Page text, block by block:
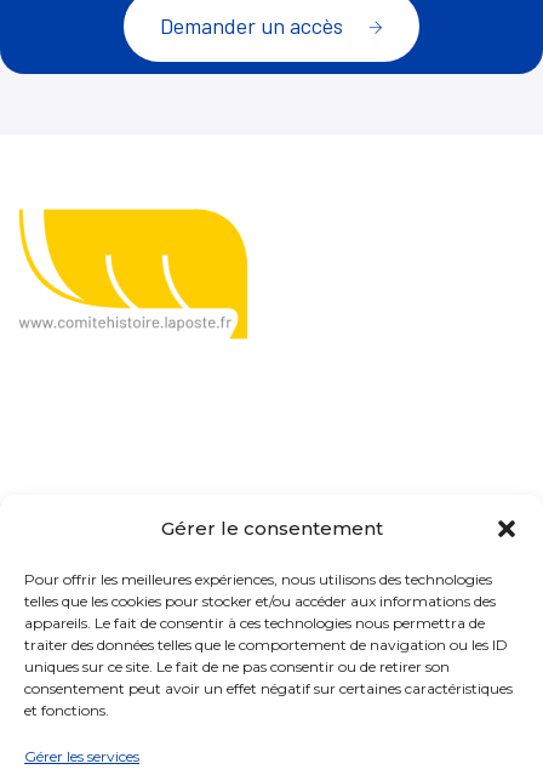
Gérer le consentement
Pour offrir les meilleures expériences, nous utilisons des technologies
telles que les cookies pour stocker et/ou accéder aux informations des
appareils. Le fait de consentir à ces technologies nous permettra de
traiter des données telles que le comportement de navigation ou les ID
uniques sur ce site. Le fait de ne pas consentir ou de retirer son
consentement peut avoir un effet négatif sur certaines caractéristiques
et fonctions.
Gérer les services
Demander un accès
Présentation
Organisation
Actualités
Ressources & matériaux